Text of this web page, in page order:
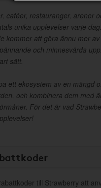
caféer, restauranger, arenor
unika upplevelser varje
kommer att göra ännu mer
och minnesvärda
sätt.
ett ekosystem av en mängd
och kombinera dem med
För det är vad
till Strawberry att